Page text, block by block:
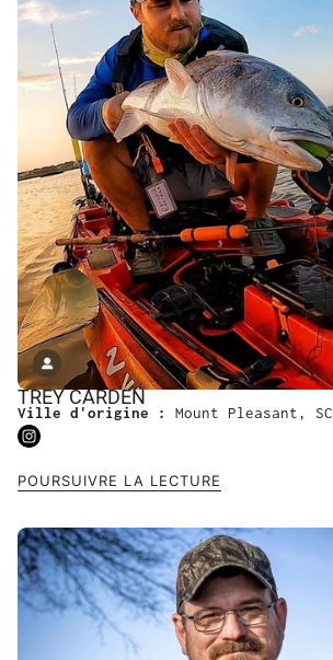
TREY CARDEN
Ville d'origine : Mount Pleasant, SC
POURSUIVRE LA LECTURE